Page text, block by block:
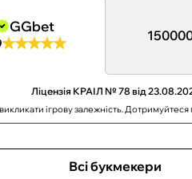
GGbet
Ліцензія КРАІЛ № 78 від
ігрову залежність.
Всі букмекери